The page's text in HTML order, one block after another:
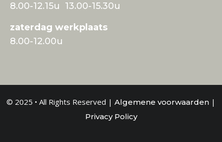
8.00-12.15u 13.00-15.30u
zaterdag werkplaats
8.00-12.00u
© 2025 • All Rights Reserved | Algemene voorwaarden |
Privacy Policy